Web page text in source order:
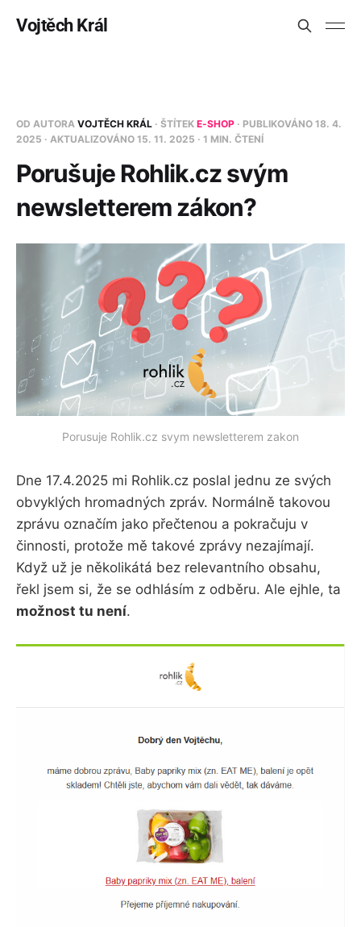
Vojtěch Král
OD AUTORA VOJTĚCH KRÁL · ŠTÍTEK E-SHOP · PUBLIKOVÁNO 18. 4.
2025 · AKTUALIZOVÁNO 15. 11. 2025 · 1 MIN. ČTENÍ
Porušuje Rohlik.cz svým
newsletterem zákon?
Porusuje Rohlik.cz svym newsletterem zakon
Dne 17.4.2025 mi Rohlik.cz poslal jednu ze svých
obvyklých hromadných zpráv. Normálně takovou
zprávu označím jako přečtenou a pokračuju v
činnosti, protože mě takové zprávy nezajímají.
Když už je několikátá bez relevantního obsahu,
řekl jsem si, že se odhlásím z odběru. Ale ejhle, ta
možnost tu není.